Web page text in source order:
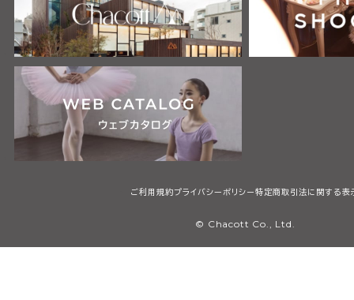
ご利用規約プライバシーポリシー特定商取引法に関する表
© Chacott Co., Ltd.